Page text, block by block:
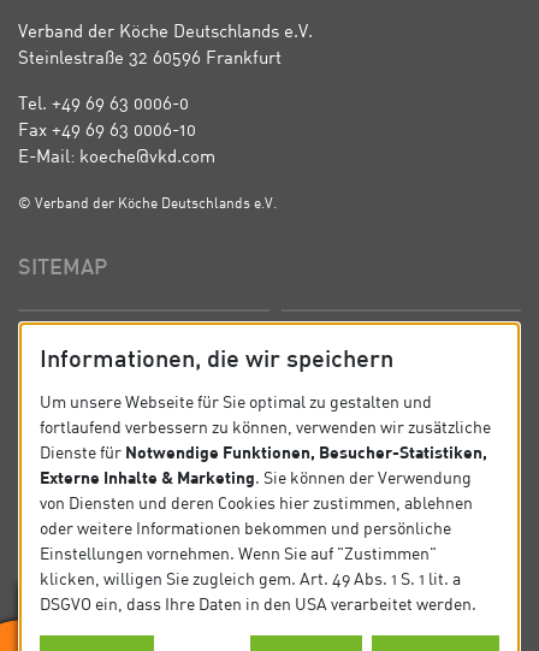
Verband der Köche Deutschlands e.V.
Steinlestraße 32 60596 Frankfurt
Tel. +49 69 63 0006-0
Fax +49 69 63 0006-10
E-Mail: koeche@vkd.com
© Verband der Köche Deutschlands e.V.
SITEMAP
News Kontakt
Datenschutz Impressum
SOCIAL
Folgen Sie uns auf Social Media.
Informationen, die wir speichern
Um unsere Webseite für Sie optimal zu gestalten und
fortlaufend verbessern zu können, verwenden wir zusätzliche
Dienste für Notwendige Funktionen, Besucher-Statistiken,
Externe Inhalte & Marketing. Sie können der Verwendung
von Diensten und deren Cookies hier zustimmen, ablehnen
oder weitere Informationen bekommen und persönliche
Einstellungen vornehmen. Wenn Sie auf "Zustimmen"
klicken, willigen Sie zugleich gem. Art. 49 Abs. 1 S. 1 lit. a
DSGVO ein, dass Ihre Daten in den USA verarbeitet werden.